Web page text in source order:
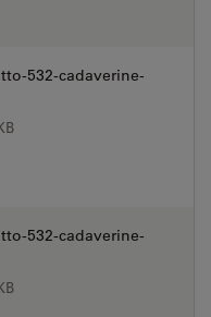
532-cadaverine-
532-cadaverine-